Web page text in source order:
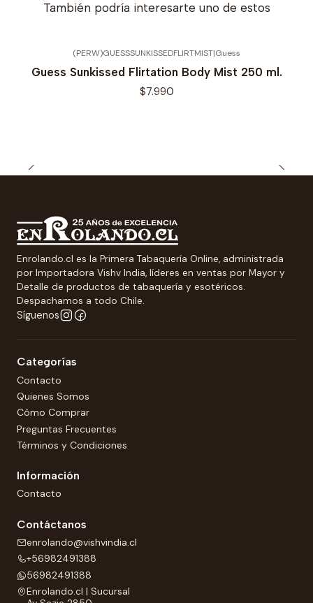
También podría interesarte uno de estos
(PERW)GUESSSUNKISSEDFLIRTMIST|Guess
Guess Sunkissed Flirtation Body Mist 250 ml.
$7.990
Enrolando.cl es la Primera Tabaquería Online, administrada
por Importadora Vishv India, líderes en ventas por Mayor y
Detalle de productos de tabaquería y esotéricos.
Despachamos a todo Chile.
Síguenos
Categorías
Contacto
Quienes Somos
Cómo Comprar
Preguntas Frecuentes
Términos y Condiciones
Información
Contacto
Contáctanos
enrolando@vishvindia.cl
+56982491388
56982491388
Enrolando.cl | Sucursal